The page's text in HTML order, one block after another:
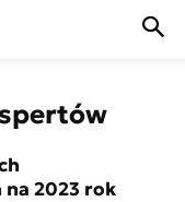
na 2023 rok